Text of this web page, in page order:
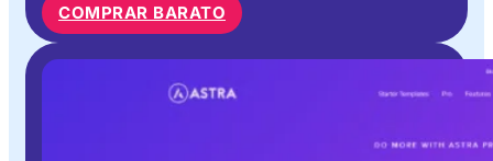
COMPRAR BARATO